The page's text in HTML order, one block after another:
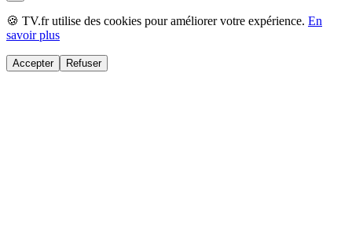
🍪 TV.fr utilise des cookies pour améliorer votre expérience. En
savoir plus
Accepter Refuser